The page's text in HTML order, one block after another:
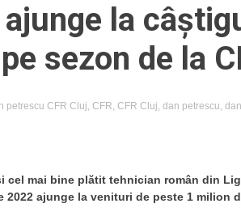
la
sezon de la
petrescu CFR Cluj, CFR, CFR Cluj, dan petrescu,
mai bine plătit tehnician român din
ajunge la venituri de peste 1 milion